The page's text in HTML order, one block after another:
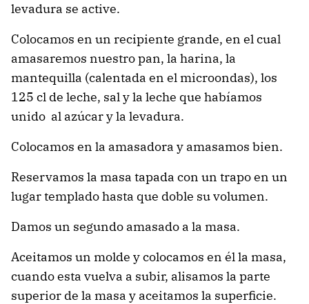
levadura se active.
Colocamos en un recipiente grande, en el cual
amasaremos nuestro pan, la harina, la
mantequilla (calentada en el microondas), los
125 cl de leche, sal y la leche que habíamos
unido al azúcar y la levadura.
Colocamos en la amasadora y amasamos bien.
Reservamos la masa tapada con un trapo en un
lugar templado hasta que doble su volumen.
Damos un segundo amasado a la masa.
Aceitamos un molde y colocamos en él la masa,
cuando esta vuelva a subir, alisamos la parte
superior de la masa y aceitamos la superficie.